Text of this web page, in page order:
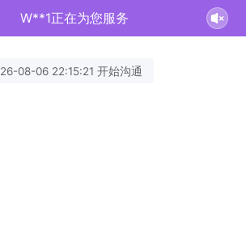
W**1正在为您服务
08-06 22:15:21 开始沟通